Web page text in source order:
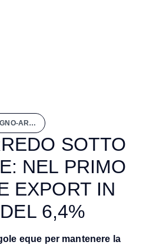
LEGNO-ARREDO SOTTO PRESSIONE: NEL PRIMO BIMESTRE EXPORT IN CALO DEL 6,4%
SOTTO
NEL PRIMO
EXPORT IN
6,4%
eque per mantenere la